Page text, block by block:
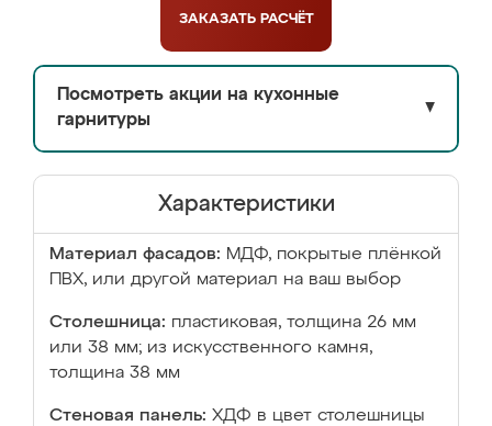
ЗАКАЗАТЬ РАСЧЁТ
Посмотреть акции на кухонные
гарнитуры
▼
Характеристики
Материал фасадов: МДФ, покрытые плёнкой
ПВХ, или другой материал на ваш выбор
Столешница: пластиковая, толщина 26 мм
или 38 мм; из искусственного камня,
толщина 38 мм
Стеновая панель: ХДФ в цвет столешницы